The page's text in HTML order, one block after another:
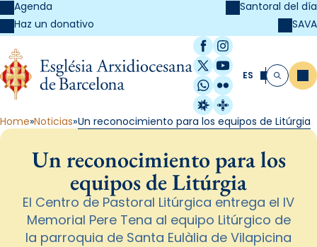
Agenda
Haz un donativo
Santoral del día
SAVA
Facebook
Instagram
X / Twitter
YouTube
WhatsApp
Flickr
Radio Estel
Catalunya
ES Buscar
Home Noticias Un reconocimiento para los equipos de Litúrgia
Un reconocimiento para los
equipos de Litúrgia
El Centro de Pastoral Litúrgica entrega el IV
Memorial Pere Tena al equipo Litúrgico de
la parroquia de Santa Eulàlia de Vilapicina